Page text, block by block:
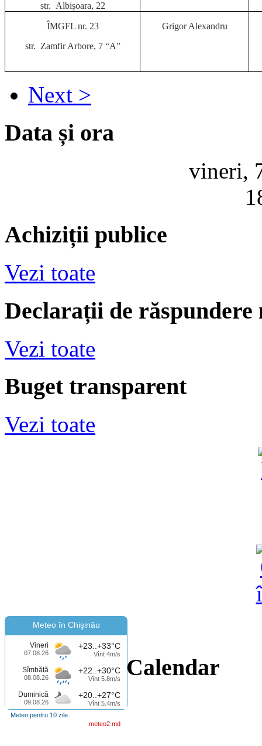
str. Albișoara, 22
ÎMGFL nr. 23
str. Zamfir Arbore, 7 “A”
Grigor Alexandru
Next >
Data și ora
vineri,
Achiziții publice
Vezi toate
Declarații de răspundere
Vezi toate
Buget transparent
Vezi toate
Meteo în Chişinău
Vineri
07.08.26
+23..+33°C
Vînt 4m/s
Sîmbătă
08.08.26
+22..+30°C
Vînt 5.8m/s
Duminică
09.08.26
+20..+27°C
Vînt 5.4m/s
Meteo pentru 10 zile
meteo2.md
Calendar